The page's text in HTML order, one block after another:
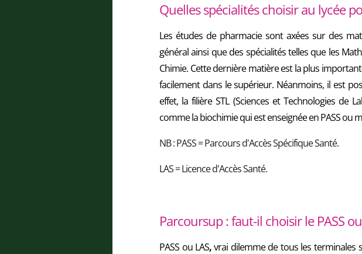
Quelles spécialités choisir au lycée
Les études de pharmacie sont axées sur des
général ainsi que des spécialités telles que les
Chimie. Cette dernière matière est la plus
facilement dans le supérieur. Néanmoins, il est
effet, la filière STL (Sciences et Technologies de
comme la biochimie qui est enseignée en PASS ou
NB : PASS = Parcours d'Accès Spécifique Santé.
LAS = Licence d'Accès Santé.
Parcoursup : faut-il choisir le PASS
PASS ou LAS,vrai dilemme de tous les terminales